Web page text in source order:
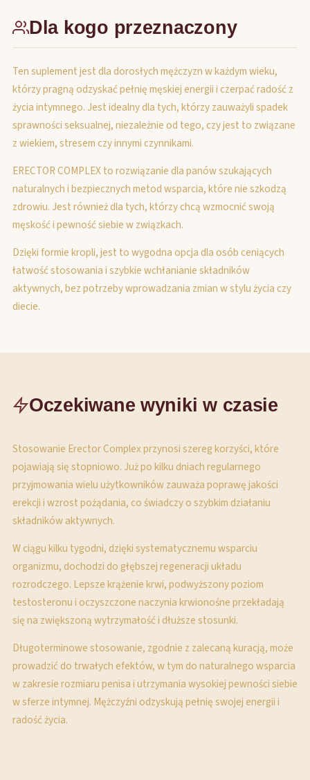
Dla kogo przeznaczony
Ten suplement jest dla dorosłych mężczyzn w każdym wieku,
którzy pragną odzyskać pełnię męskiej energii i czerpać radość z
życia intymnego. Jest idealny dla tych, którzy zauważyli spadek
sprawności seksualnej, niezależnie od tego, czy jest to związane
z wiekiem, stresem czy innymi czynnikami.
ERECTOR COMPLEX to rozwiązanie dla panów szukających
naturalnych i bezpiecznych metod wsparcia, które nie szkodzą
zdrowiu. Jest również dla tych, którzy chcą wzmocnić swoją
męskość i pewność siebie w związkach.
Dzięki formie kropli, jest to wygodna opcja dla osób ceniących
łatwość stosowania i szybkie wchłanianie składników
aktywnych, bez potrzeby wprowadzania zmian w stylu życia czy
diecie.
Oczekiwane wyniki w czasie
Stosowanie Erector Complex przynosi szereg korzyści, które
pojawiają się stopniowo. Już po kilku dniach regularnego
przyjmowania wielu użytkowników zauważa poprawę jakości
erekcji i wzrost pożądania, co świadczy o szybkim działaniu
składników aktywnych.
W ciągu kilku tygodni, dzięki systematycznemu wsparciu
organizmu, dochodzi do głębszej regeneracji układu
rozrodczego. Lepsze krążenie krwi, podwyższony poziom
testosteronu i oczyszczone naczynia krwionośne przekładają
się na zwiększoną wytrzymałość i dłuższe stosunki.
Długoterminowe stosowanie, zgodnie z zalecaną kuracją, może
prowadzić do trwałych efektów, w tym do naturalnego wsparcia
w zakresie rozmiaru penisa i utrzymania wysokiej pewności siebie
w sferze intymnej. Mężczyźni odzyskują pełnię swojej energii i
radość życia.